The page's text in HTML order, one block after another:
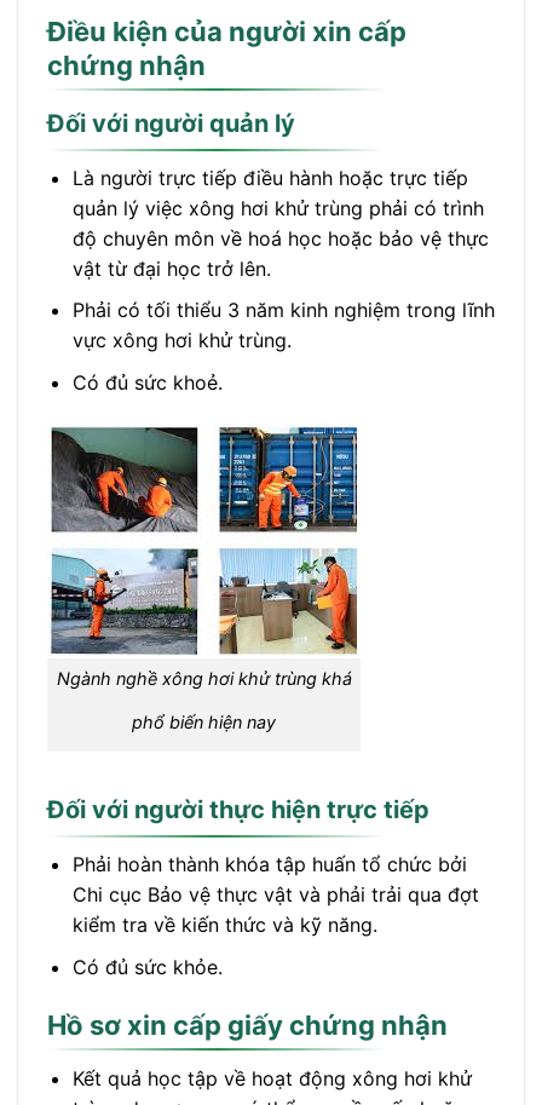
Điều kiện của người xin cấp
chứng nhận
Đối với người quản lý
Là người trực tiếp điều hành hoặc trực tiếp
quản lý việc xông hơi khử trùng phải có trình
độ chuyên môn về hoá học hoặc bảo vệ thực
vật từ đại học trở lên.
Phải có tối thiểu 3 năm kinh nghiệm trong lĩnh
vực xông hơi khử trùng.
Có đủ sức khoẻ.
Ngành nghề xông hơi khử trùng khá
phổ biến hiện nay
Đối với người thực hiện trực tiếp
Phải hoàn thành khóa tập huấn tổ chức bởi
Chi cục Bảo vệ thực vật và phải trải qua đợt
kiểm tra về kiến thức và kỹ năng.
Có đủ sức khỏe.
Hồ sơ xin cấp giấy chứng nhận
Kết quả học tập về hoạt động xông hơi khử